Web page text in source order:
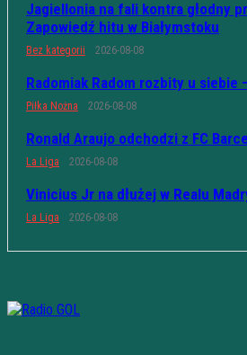
Jagiellonia na fali kontra głodny
Zapowiedź hitu w Białymstoku
Bez kategorii 2026-08-08
Radomiak Radom rozbity u siebie
Piłka Nożna 2026-08-08
Ronald Araujo odchodzi z FC
La Liga 2026-08-08
Vinicius Jr na dłużej w Realu
La Liga 2026-08-08